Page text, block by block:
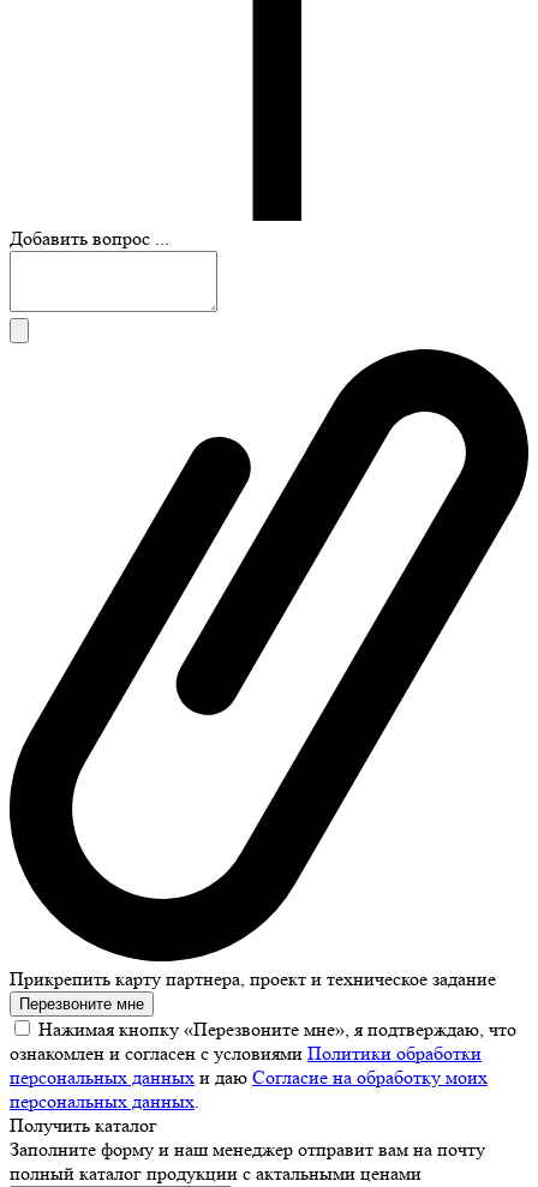
Добавить вопрос ...
Прикрепить карту партнера, проект и техническое задание
Перезвоните мне
Нажимая кнопку «Перезвоните мне», я подтверждаю, что
ознакомлен и согласен с условиями Политики обработки
персональных данных и даю Согласие на обработку моих
персональных данных.
Получить каталог
Заполните форму и наш менеджер отправит вам на почту
полный каталог продукции с актальными ценами